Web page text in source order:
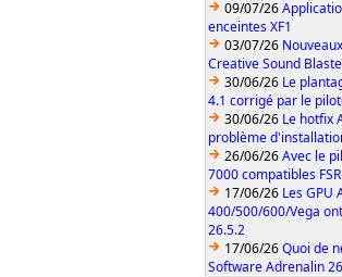
09/07/26
enceintes XF1
03/07/26
Creative Sound
30/06/26 Le
4.1 corrigé par le
30/06/26 Le hotfix
problème
26/06/26Avec le
7000 compatibles
17/06/26 Les GPU
400/500/600/Vega
26.5.2
17/06/26Quoi de
Software Adrenalin